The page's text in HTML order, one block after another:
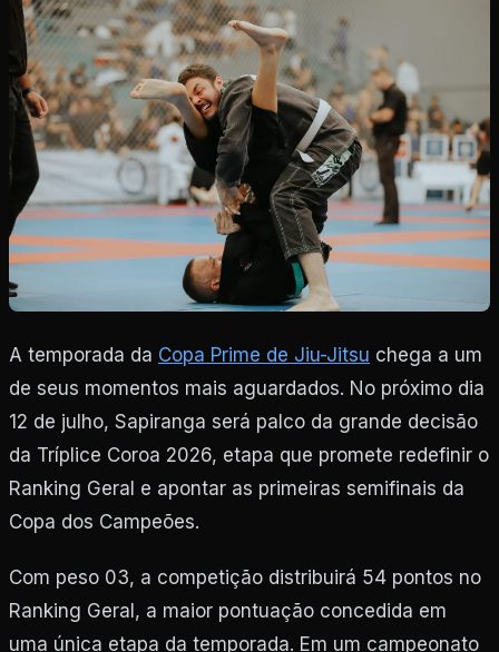
A temporada da Copa Prime de Jiu-Jitsu chega a um
de seus momentos mais aguardados. No próximo dia
12 de julho, Sapiranga será palco da grande decisão
da Tríplice Coroa 2026, etapa que promete redefinir o
Ranking Geral e apontar as primeiras semifinais da
Copa dos Campeões.
Com peso 03, a competição distribuirá 54 pontos no
Ranking Geral, a maior pontuação concedida em
uma única etapa da temporada. Em um campeonato